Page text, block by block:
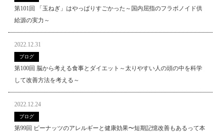
第101回 「玉ねぎ」はやっぱりすごかった～国内屈指のフラボノイド供
給源の実力～
2022.12.31
ブログ
第100回 脳から考える食事とダイエット～太りやすい人の頭の中を科学
して改善方法を考える～
2022.12.24
ブログ
第99回 ピーナッツのアレルギーと健康効果〜短期記憶改善もあるって本